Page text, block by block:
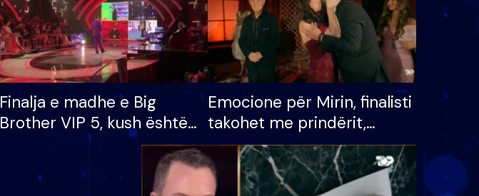
Finalja e madhe e Big
Brother VIP 5, kush është
banori i parë që lë shtëpinë
dhe humb mundësinë për
të fituar çmimin e madh
Emocione për Mirin, finalisti
takohet me prindërit,
vajzën dhe bashkëshorten:
S’kemi ndonjë letër divorci
apo jo?